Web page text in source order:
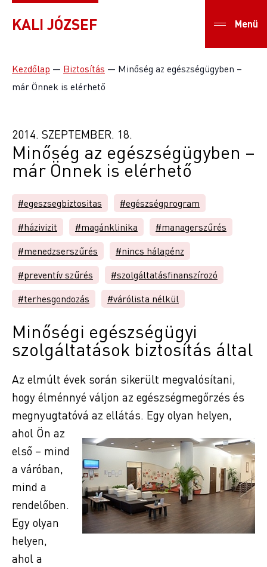
KALI JÓZSEF Menü
Kezdőlap — Biztosítás — Minőség az egészségügyben –
már Önnek is elérhető
2014. SZEPTEMBER. 18.
Minőség az egészségügyben –
már Önnek is elérhető
#egeszsegbiztositas
#egészségprogram
#házivizit
#magánklinika
#managerszűrés
#menedzserszűrés
#nincs hálapénz
#preventív szűrés
#szolgáltatásfinanszírozó
#terhesgondozás
#várólista nélkül
Minőségi egészségügyi
szolgáltatások biztosítás által
Az elmúlt évek során sikerült megvalósítani,
hogy élménnyé váljon az egészségmegőrzés és
megnyugtatóvá az ellátás. Egy olyan helyen,
ahol Ön az
első – mind
a váróban,
mind a
rendelőben.
Egy olyan
helyen,
ahol a